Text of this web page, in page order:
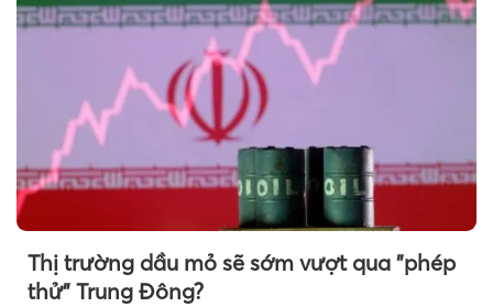
Thị trường dầu mỏ sẽ sớm vượt qua "phép
thử" Trung Đông?